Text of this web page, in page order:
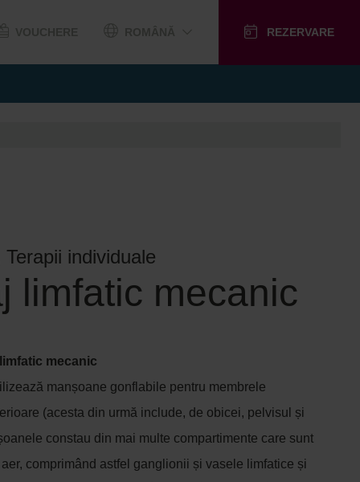
REZERVARE
individuale
limfatic mecanic
mecanic
manșoane gonflabile pentru membrele
(acesta din urmă include, de obicei, pelvisul și
constau din mai multe compartimente care sunt
comprimând astfel ganglionii și vasele limfatice și